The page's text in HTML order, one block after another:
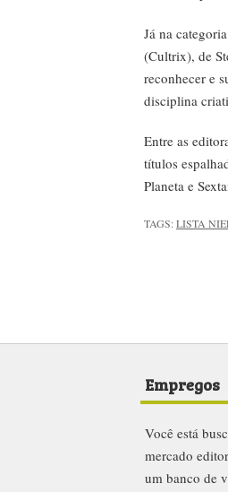
Já na
(Cultrix), de
reconhecer e
disciplina
Entre as
títulos
Planeta e
TAGS:LISTA
Empregos
Você está
mercado
um banco de